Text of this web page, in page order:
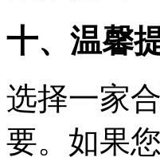
十、温馨
选择一家
要。如果